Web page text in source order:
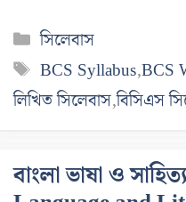
বিভাগ
সমূহ
সিলেবাস
ট্যাগ
সমূহ
BCS Syllabus,BCS
লিখিত সিলেবাস,বিসিএস
বাংলা ভাষা ও